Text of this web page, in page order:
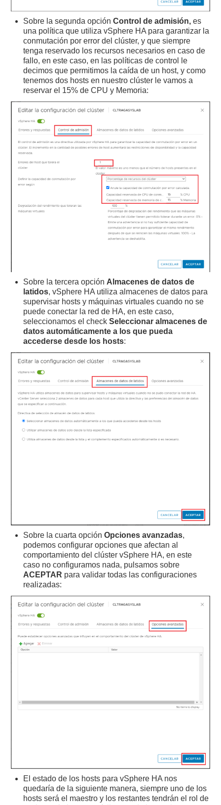
Sobre la segunda opciónControl de admisión,es
una política que utiliza vSphere HA para garantizar la
conmutación por error del clúster, y que siempre
tenga reservado los recursos necesarios en caso de
fallo, en este caso, en las políticas de control le
decimos que permitimos la caída de un host, y como
tenemos dos hosts en nuestro clúster le vamos a
reservar el 15% de CPU y Memoria:
Sobre la tercera opción Almacenes de datos de
latidos, vSphere HA utiliza almacenes de datos para
supervisar hosts y máquinas virtuales cuando no se
puede conectar la red de HA, en este caso,
seleccionamos el checkSeleccionar almacenes de
datos automáticamente a los que pueda
accederse desde los hosts:
Sobre la cuarta opciónOpciones avanzadas,
podemos configurar opciones que afectan al
comportamiento del clúster vSphere HA, en este
caso no configuramos nada, pulsamos sobre
ACEPTAR para validar todas las configuraciones
realizadas:
El estado de los hosts para vSphere HA nos
quedaría de la siguiente manera, siempre uno de los
hosts será el maestro y los restantes tendrán el rol de